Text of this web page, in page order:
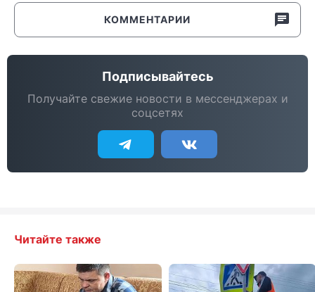
КОММЕНТАРИИ
Подписывайтесь
Получайте свежие новости в мессенджерах и
соцсетях
Читайте также